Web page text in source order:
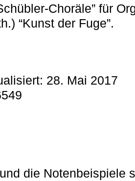
Choräle” für
“Kunst der Fuge”.
28. Mai 2017
die Notenbeispiele